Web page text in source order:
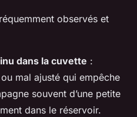
observés et
dans la cuvette :
mal ajusté qui empêche
souvent d’une petite
dans le réservoir.